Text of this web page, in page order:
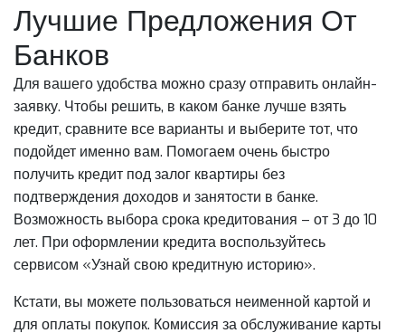
Лучшие Предложения От
Банков
Для вашего удобства можно сразу отправить онлайн-
заявку. Чтобы решить, в каком банке лучше взять
кредит, сравните все варианты и выберите тот, что
подойдет именно вам. Помогаем очень быстро
получить кредит под залог квартиры без
подтверждения доходов и занятости в банке.
Возможность выбора срока кредитования – от 3 до 10
лет. При оформлении кредита воспользуйтесь
сервисом «Узнай свою кредитную историю».
Кстати, вы можете пользоваться неименной картой и
для оплаты покупок. Комиссия за обслуживание карты